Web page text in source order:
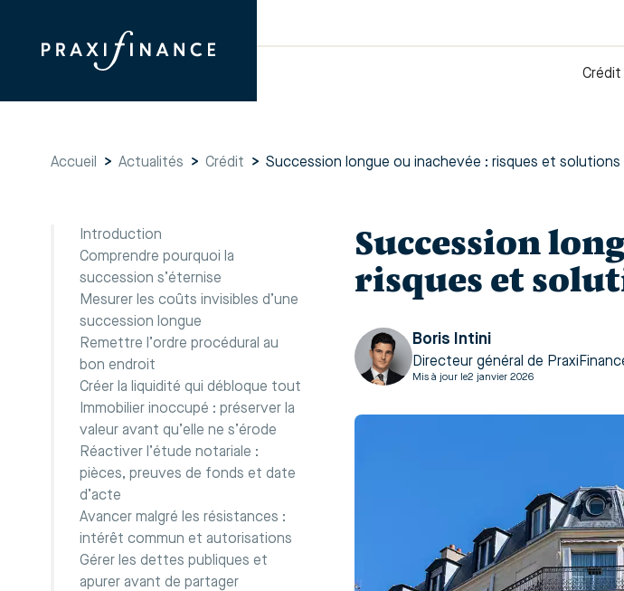
Accueil > Actualités > Crédit > Succession longue ou inachevée : risques et solutions
Introduction
Comprendre pourquoi la
succession s’éternise
Mesurer les coûts invisibles d’une
succession longue
Remettre l’ordre procédural au
bon endroit
Créer la liquidité qui débloque tout
Immobilier inoccupé : préserver la
valeur avant qu’elle ne s’érode
Réactiver l’étude notariale :
pièces, preuves de fonds et date
d’acte
Avancer malgré les résistances :
intérêt commun et autorisations
Gérer les dettes publiques et
apurer avant de partager
Succession
risques et
Boris Intini
Directeur général de
Mis à jour le2 janvier 2026